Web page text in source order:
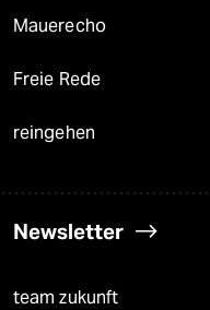
Mauerecho
Freie Rede
reingehen
Newsletter
team zukunft